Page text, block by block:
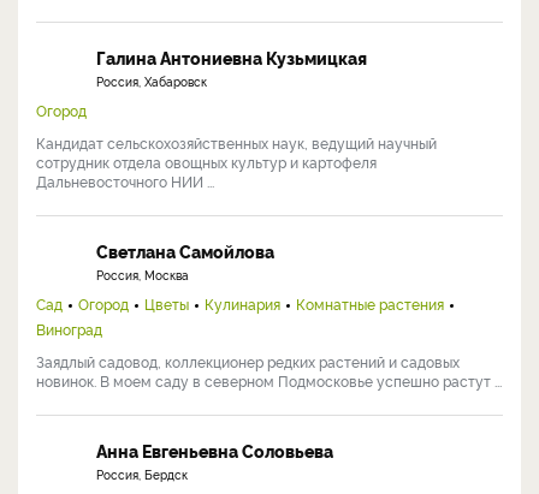
Галина Антониевна Кузьмицкая
Россия, Хабаровск
Огород
Кандидат сельскохозяйственных наук, ведущий научный
сотрудник отдела овощных культур и картофеля
Дальневосточного НИИ ...
Светлана Самойлова
Россия, Москва
Сад Огород Цветы Кулинария
Комнатные растения
Виноград
Заядлый садовод, коллекционер редких растений и садовых
новинок. В моем саду в северном Подмосковье успешно растут ...
Анна Евгеньевна Соловьева
Россия, Бердск